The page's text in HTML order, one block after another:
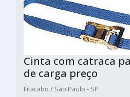
Cinta com catraca
de carga preço
Fitacabo / São Paulo - SP